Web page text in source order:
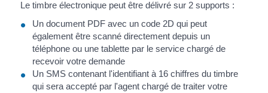
Le timbre électronique peut être délivré sur 2 supports :
Un document PDF avec un code 2D qui peut
également être scanné directement depuis un
téléphone ou une tablette par le service chargé de
recevoir votre demande
Un SMS contenant l'identifiant à 16 chiffres du timbre
qui sera accepté par l'agent chargé de traiter votre